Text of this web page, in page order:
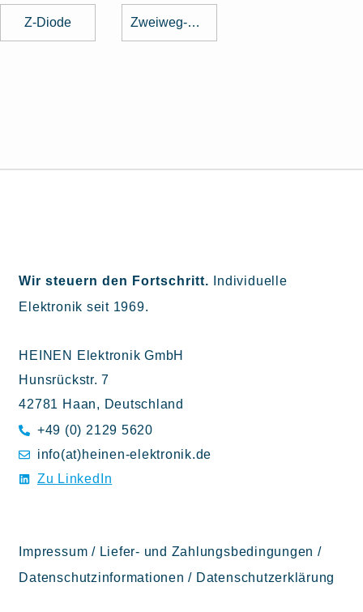
Z-Diode Zweiweg-Gleichrichter
Wir steuern den Fortschritt.
Individuelle
Elektronik seit 1969.
HEINEN Elektronik GmbH
Hunsrückstr. 7
42781 Haan, Deutschland
+49 (0) 2129 5620
info(at)heinen-elektronik.de
Zu LinkedIn
Impressum/ Liefer- und Zahlungsbedingungen /
Datenschutzinformationen/ Datenschutzerklärung